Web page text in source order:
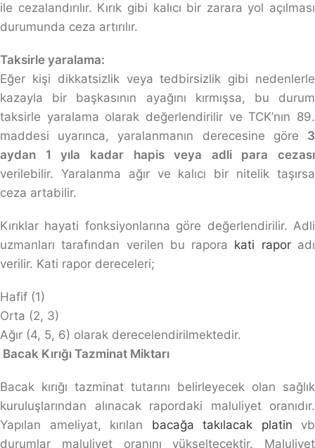
ile cezalandırılır. Kırık gibi kalıcı bir zarara yol açılması
durumunda ceza artırılır.
Taksirle yaralama:
Eğer kişi dikkatsizlik veya tedbirsizlik gibi nedenlerle
kazayla bir başkasının ayağını kırmışsa, bu durum
taksirle yaralama olarak değerlendirilir ve TCK’nın 89.
maddesi uyarınca, yaralanmanın derecesine göre 3
aydan 1 yıla kadar hapis veya adli para cezası
verilebilir. Yaralanma ağır ve kalıcı bir nitelik taşırsa
ceza artabilir.
Kırıklar hayati fonksiyonlarına göre değerlendirilir. Adli
uzmanları tarafından verilen bu rapora kati raporadı
verilir. Kati rapor dereceleri;
Hafif (1)
Orta (2, 3)
Ağır (4, 5, 6) olarak derecelendirilmektedir.
Bacak Kırığı Tazminat Miktarı
Bacak kırığı tazminat tutarını belirleyecek olan sağlık
kuruluşlarından alınacak rapordaki maluliyet oranıdır.
Yapılan ameliyat, kırılan bacağa takılacak platin vb
durumlar maluliyet oranını yükseltecektir. Maluliyet